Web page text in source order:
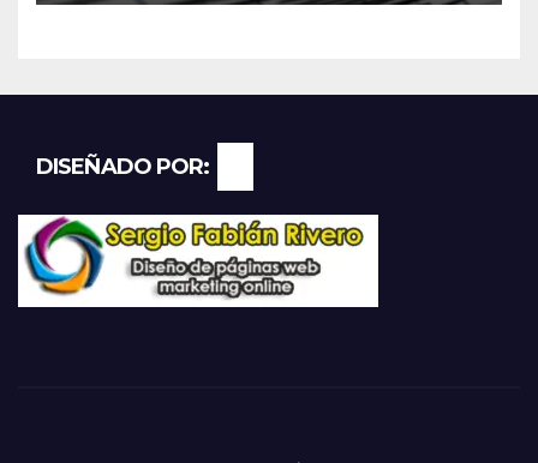
DISEÑADO POR: